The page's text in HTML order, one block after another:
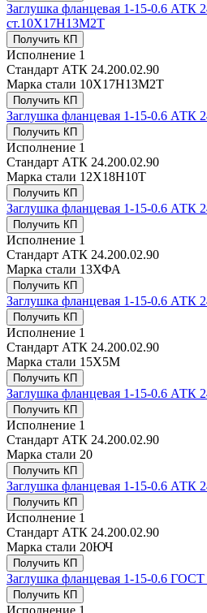
Заглушка фланцевая 1-15-0.6 АТК
ст.10Х17Н13М2Т
Получить КП
Исполнение 1
Стандарт АТК 24.200.02.90
Марка стали 10Х17Н13М2Т
Получить КП
Заглушка фланцевая 1-15-0.6 АТК
Получить КП
Исполнение 1
Стандарт АТК 24.200.02.90
Марка стали 12Х18Н10Т
Получить КП
Заглушка фланцевая 1-15-0.6 АТК
Получить КП
Исполнение 1
Стандарт АТК 24.200.02.90
Марка стали 13ХФА
Получить КП
Заглушка фланцевая 1-15-0.6 АТК
Получить КП
Исполнение 1
Стандарт АТК 24.200.02.90
Марка стали 15Х5М
Получить КП
Заглушка фланцевая 1-15-0.6 АТК
Получить КП
Исполнение 1
Стандарт АТК 24.200.02.90
Марка стали 20
Получить КП
Заглушка фланцевая 1-15-0.6 АТК
Получить КП
Исполнение 1
Стандарт АТК 24.200.02.90
Марка стали 20ЮЧ
Получить КП
Заглушка фланцевая 1-15-0.6 ГОСТ
Получить КП
Исполнение 1